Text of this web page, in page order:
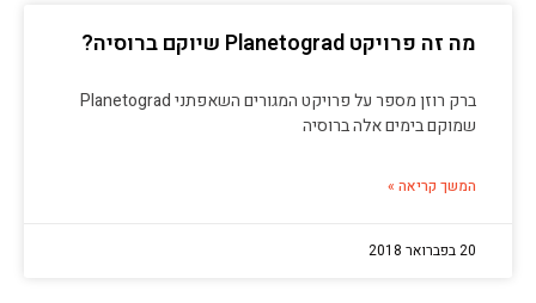
מה זה פרויקט Planetograd שיוקם ברוסיה?
ברק רוזן מספר על פרויקט המגורים השאפתני Planetograd
שמוקם בימים אלה ברוסיה
המשך קריאה »
20 בפברואר 2018